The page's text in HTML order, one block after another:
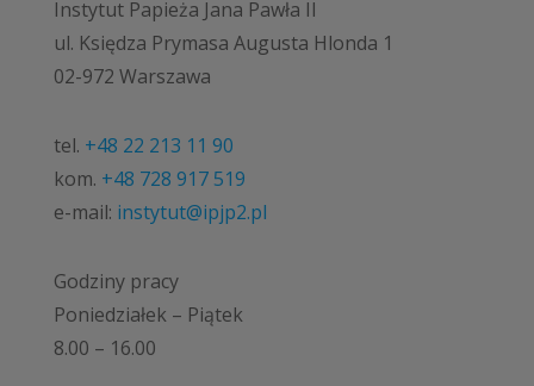
Instytut Papieża Jana Pawła II
ul. Księdza Prymasa Augusta Hlonda 1
02-972 Warszawa
tel. +48 22 213 11 90
kom. +48 728 917 519
e-mail: instytut@ipjp2.pl
Godziny pracy
Poniedziałek – Piątek
8.00 – 16.00